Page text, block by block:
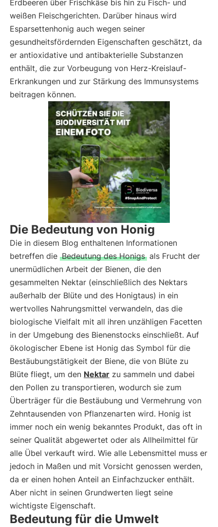
Erdbeeren über Frischkäse bis hin zu Fisch- und
weißen Fleischgerichten. Darüber hinaus wird
Esparsettenhonig auch wegen seiner
gesundheitsfördernden Eigenschaften geschätzt, da
er antioxidative und antibakterielle Substanzen
enthält, die zur Vorbeugung von Herz-Kreislauf-
Erkrankungen und zur Stärkung des Immunsystems
beitragen können.
Die Bedeutung von Honig
Die in diesem Blog enthaltenen Informationen
betreffen die Bedeutung des Honigs als Frucht der
unermüdlichen Arbeit der Bienen, die den
gesammelten Nektar (einschließlich des Nektars
außerhalb der Blüte und des Honigtaus) in ein
wertvolles Nahrungsmittel verwandeln, das die
biologische Vielfalt mit all ihren unzähligen Facetten
in der Umgebung des Bienenstocks einschließt. Auf
ökologischer Ebene ist Honig das Symbol für die
Bestäubungstätigkeit der Biene, die von Blüte zu
Blüte fliegt, um den Nektar zu sammeln und dabei
den Pollen zu transportieren, wodurch sie zum
Überträger für die Bestäubung und Vermehrung von
Zehntausenden von Pflanzenarten wird. Honig ist
immer noch ein wenig bekanntes Produkt, das oft in
seiner Qualität abgewertet oder als Allheilmittel für
alle Übel verkauft wird. Wie alle Lebensmittel muss er
jedoch in Maßen und mit Vorsicht genossen werden,
da er einen hohen Anteil an Einfachzucker enthält.
Aber nicht in seinen Grundwerten liegt seine
wichtigste Eigenschaft.
Bedeutung für die Umwelt